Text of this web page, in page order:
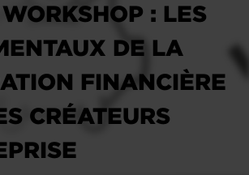
: LES
DE LA
FINANCIÈRE
CRÉATEURS